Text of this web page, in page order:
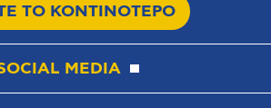
ΤΟ ΚΟΝΤΙΝΟΤΕΡΟ
MEDIA